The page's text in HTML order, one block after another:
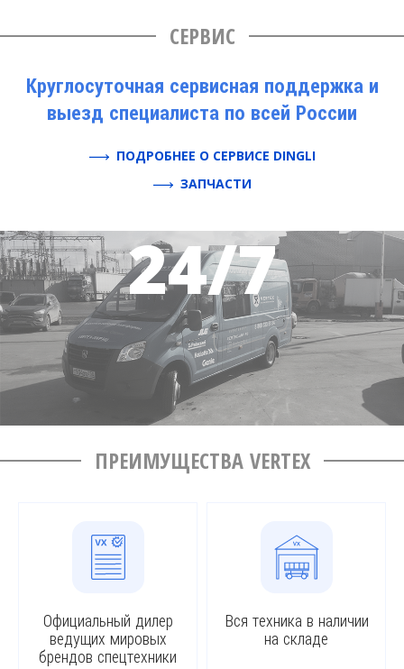
СЕРВИС
Круглосуточная сервисная поддержка и
выезд специалиста по всей России
ПОДРОБНЕЕ О СЕРВИСЕ DINGLI
ЗАПЧАСТИ
ПРЕИМУЩЕСТВА VERTEX
Официальный дилер
ведущих мировых
брендов спецтехники
Вся техника в наличии
на складе